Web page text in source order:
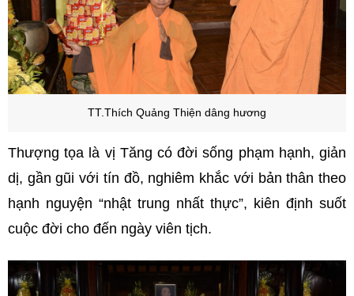
TT.Thích Quảng Thiện dâng hương
Thượng tọa là vị Tăng có đời sống phạm hạnh, giản
dị, gần gũi với tín đồ, nghiêm khắc với bản thân theo
hạnh nguyện “nhật trung nhất thực”, kiên định suốt
cuộc đời cho đến ngày viên tịch.